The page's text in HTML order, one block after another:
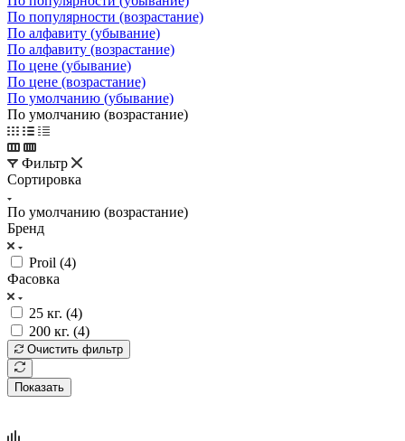
По популярности (возрастание)
По алфавиту (убывание)
По алфавиту (возрастание)
По цене (убывание)
По цене (возрастание)
По умолчанию (убывание)
По умолчанию (возрастание)
Фильтр
Сортировка
По умолчанию (возрастание)
Бренд
Proil (4)
Фасовка
25 кг. (4)
200 кг. (4)
Очистить фильтр
Показать